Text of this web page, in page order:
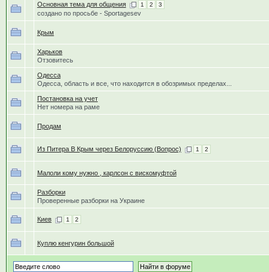
Основная тема для общения 1 2 3
создано по просьбе - Sportagesev
Крым
Харьков
Отзовитесь
Одесса
Одесса, область и все, что находится в обозримых пределах...
Постановка на учет
Нет номера на раме
Продам
Из Питера В Крым через Белоруссию (Вопрос) 1 2
Малоли кому нужно , карлсон с вискомуфтой
Разборки
Проверенные разборки на Украине
Киев 1 2
Куплю кенгурин большой